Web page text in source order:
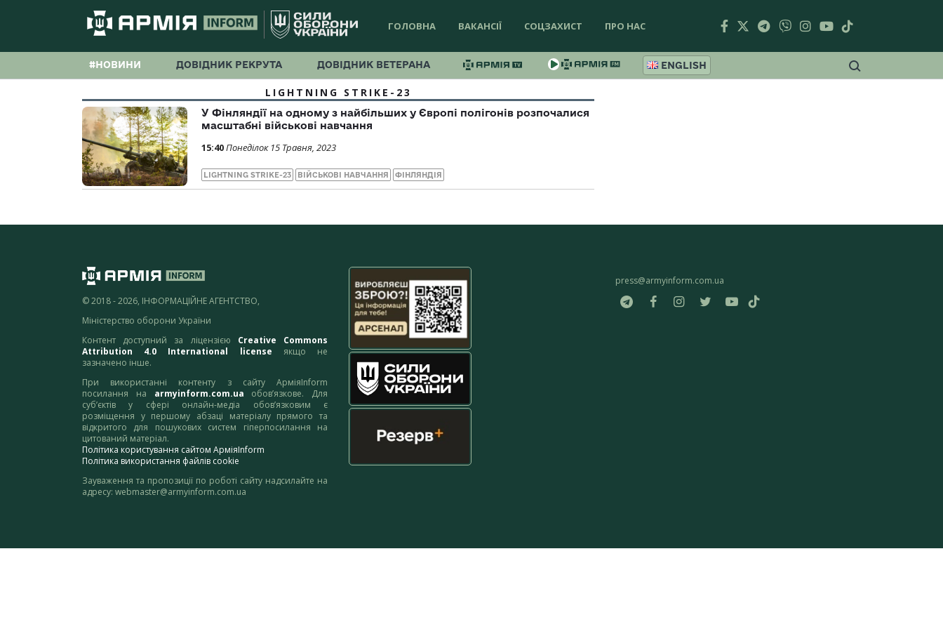
ГОЛОВНА ВАКАНСІЇ СОЦЗАХИСТ ПРО НАС
#НОВИНИ ДОВІДНИК РЕКРУТА ДОВІДНИК ВЕТЕРАНА ENGLISH
LIGHTNING STRIKE-23
У Фінляндії на одному з найбільших у Європі полігонів розпочалися
масштабні військові навчання
15:40Понеділок 15 Травня, 2023
LIGHTNING STRIKE-23 ВІЙСЬКОВІ НАВЧАННЯ ФІНЛЯНДІЯ
© 2018 - 2026, ІНФОРМАЦІЙНЕ АГЕНТСТВО,
Міністерство оборони України
Контент доступний за ліцензією Creative Commons
Attribution 4.0 International license якщо не
зазначено інше.
При використанні контенту з сайту АрміяInform
посилання на armyinform.com.ua обов’язкове. Для
суб’єктів у сфері онлайн-медіа обов’язковим є
розміщення у першому абзаці матеріалу прямого та
відкритого для пошукових систем гіперпосилання на
цитований матеріал.
Політика користування сайтом АрміяInform
Політика використання файлів cookie
Зауваження та пропозиції по роботі сайту надсилайте на
адресу: webmaster@armyinform.com.ua
press@armyinform.com.ua